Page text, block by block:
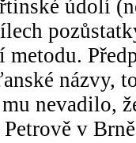
údolí
názvy,
mu
Petrově v